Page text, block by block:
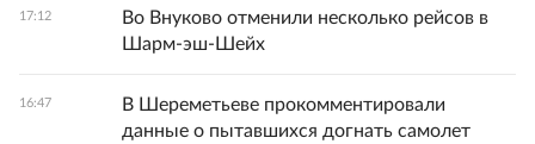
17:12
Во Внуково отменили несколько рейсов в
Шарм-эш-Шейх
16:47
В Шереметьеве прокомментировали
данные о пытавшихся догнать самолет